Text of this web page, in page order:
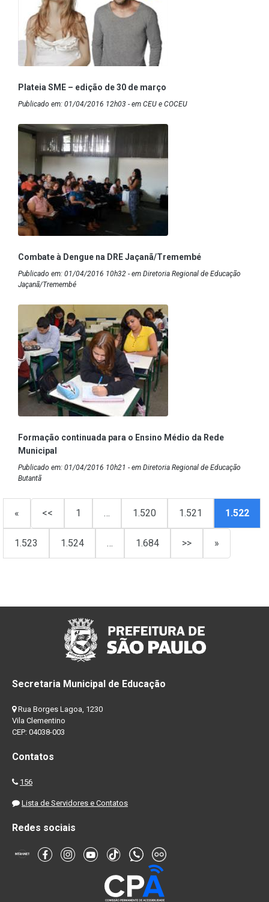
Plateia SME – edição de 30 de março
Publicado em: 01/04/2016 12h03 - em CEU e COCEU
Combate à Dengue na DRE Jaçanã/Tremembé
Publicado em: 01/04/2016 10h32 - em Diretoria Regional de Educação
Jaçanã/Tremembé
Formação continuada para o Ensino Médio da Rede
Municipal
Publicado em: 01/04/2016 10h21 - em Diretoria Regional de Educação
Butantã
« << 1 … 1.520 1.521 1.522
1.523 1.524 … 1.684 >> »
Secretaria Municipal de Educação
Rua Borges Lagoa, 1230
Vila Clementino
CEP: 04038-003
Contatos
156
Lista de Servidores e Contatos
Redes sociais